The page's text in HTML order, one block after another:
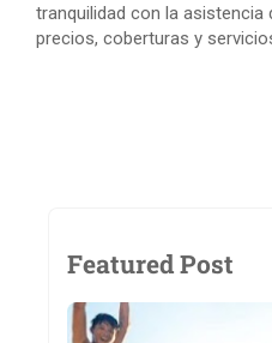
tranquilidad con la asistencia
precios, coberturas y
Featured Post